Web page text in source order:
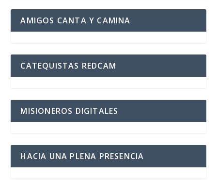
AMIGOS CANTA Y CAMINA
CATEQUISTAS REDCAM
MISIONEROS DIGITALES
HACIA UNA PLENA PRESENCIA